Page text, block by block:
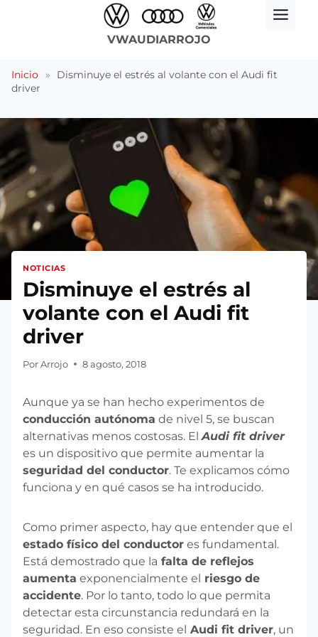
VWAUDIARROJO
Inicio »
Disminuye el estrés al volante con el Audi fit
driver
NOTICIAS
Disminuye el estrés al
volante con el Audi fit
driver
Por Arrojo 8 agosto, 2018
Aunque ya se han hecho experimentos de
conducción autónoma de nivel 5, se buscan
alternativas menos costosas. El Audi fit driver
es un dispositivo que permite aumentar la
seguridad del conductor. Te explicamos cómo
funciona y en qué casos se ha introducido.
Como primer aspecto, hay que entender que el
estado físico del conductor es fundamental.
Está demostrado que la falta de reflejos
aumenta exponencialmente el riesgo de
accidente. Por lo tanto, todo lo que permita
detectar esta circunstancia redundará en la
seguridad. En eso consiste el Audi fit driver, un